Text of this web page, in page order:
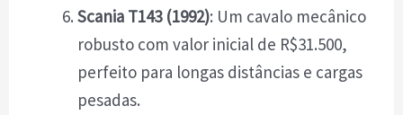
Scania T143 (1992): Um cavalo mecânico
robusto com valor inicial de R$31.500,
perfeito para longas distâncias e cargas
pesadas.